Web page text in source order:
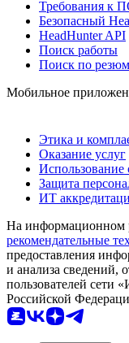
Требования к
Безопасный
HeadHunter API
Поиск работы
Поиск по
Мобильное
Этика и
Оказание услуг
Использование
Защита
ИТ
На информационном
рекомендательные
предоставления
и анализа сведений,
пользователей сети
Российской